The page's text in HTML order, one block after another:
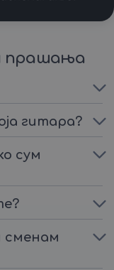
прашања
гитара?
сум
сменам